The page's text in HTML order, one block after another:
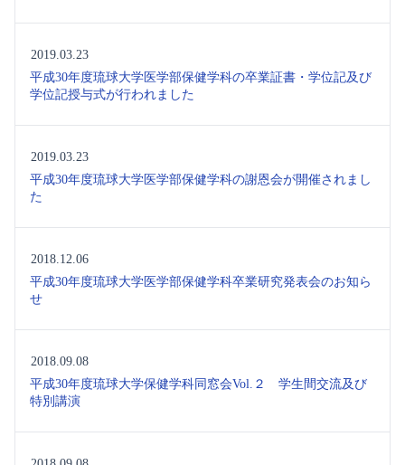
2019.03.23
平成30年度琉球大学医学部保健学科の卒業証書・学位記及び
学位記授与式が行われました
2019.03.23
平成30年度琉球大学医学部保健学科の謝恩会が開催されまし
た
2018.12.06
平成30年度琉球大学医学部保健学科卒業研究発表会のお知ら
せ
2018.09.08
平成30年度琉球大学保健学科同窓会Vol.２ 学生間交流及び
特別講演